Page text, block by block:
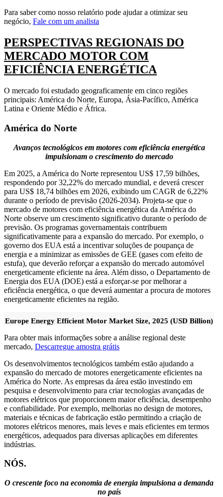
Para saber como nosso relatório pode ajudar a otimizar seu
negócio, Fale com um analista
PERSPECTIVAS REGIONAIS DO
MERCADO MOTOR COM
EFICIÊNCIA ENERGÉTICA
O mercado foi estudado geograficamente em cinco regiões
principais: América do Norte, Europa, Ásia-Pacífico, América
Latina e Oriente Médio e África.
América do Norte
Avanços tecnológicos em motores com eficiência energética
impulsionam o crescimento do mercado
Em 2025, a América do Norte representou US$ 17,59 bilhões,
respondendo por 32,22% do mercado mundial, e deverá crescer
para US$ 18,74 bilhões em 2026, exibindo um CAGR de 6,22%
durante o período de previsão (2026-2034). Projeta-se que o
mercado de motores com eficiência energética da América do
Norte observe um crescimento significativo durante o período de
previsão. Os programas governamentais contribuem
significativamente para a expansão do mercado. Por exemplo, o
governo dos EUA está a incentivar soluções de poupança de
energia e a minimizar as emissões de GEE (gases com efeito de
estufa), que deverão reforçar a expansão do mercado automóvel
energeticamente eficiente na área. Além disso, o Departamento de
Energia dos EUA (DOE) está a esforçar-se por melhorar a
eficiência energética, o que deverá aumentar a procura de motores
energeticamente eficientes na região.
Europe Energy Efficient Motor Market Size, 2025 (USD Billion)
Para obter mais informações sobre a análise regional deste
mercado, Descarregue amostra grátis
Os desenvolvimentos tecnológicos também estão ajudando a
expansão do mercado de motores energeticamente eficientes na
América do Norte. As empresas da área estão investindo em
pesquisa e desenvolvimento para criar tecnologias avançadas de
motores elétricos que proporcionem maior eficiência, desempenho
e confiabilidade. Por exemplo, melhorias no design de motores,
materiais e técnicas de fabricação estão permitindo a criação de
motores elétricos menores, mais leves e mais eficientes em termos
energéticos, adequados para diversas aplicações em diferentes
indústrias.
NÓS.
O crescente foco na economia de energia impulsiona a demanda
no país